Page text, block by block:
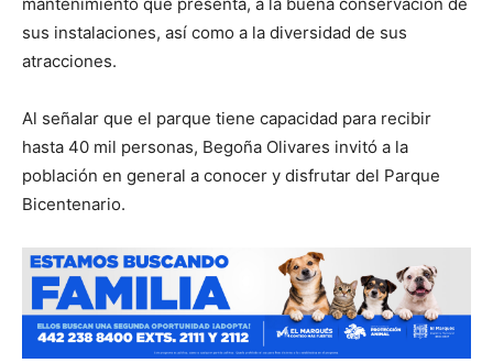
sus instalaciones, así como a la diversidad de sus
atracciones.
Al señalar que el parque tiene capacidad para recibir
hasta 40 mil personas, Begoña Olivares invitó a la
población en general a conocer y disfrutar del Parque
Bicentenario.